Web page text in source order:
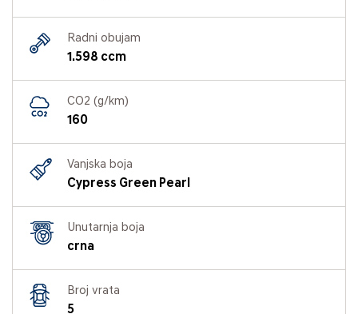
Radni obujam
1.598 ccm
CO2 (g/km)
160
Vanjska boja
Cypress Green Pearl
Unutarnja boja
crna
Broj vrata
5